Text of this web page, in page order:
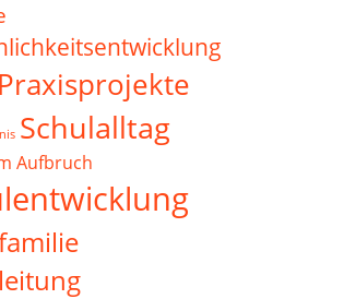
Praxisprojekte
Schulalltag
Aufbruch